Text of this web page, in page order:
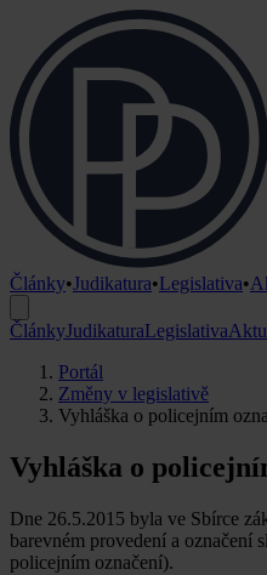
Články•Judikatura•Legislativa•
ČlánkyJudikaturaLegislativa
Portál
Změny v legislativě
Vyhláška o policejním
Vyhláška o
Dne 26.5.2015 byla ve Sbírce
barevném provedení a označení
policejním označení).